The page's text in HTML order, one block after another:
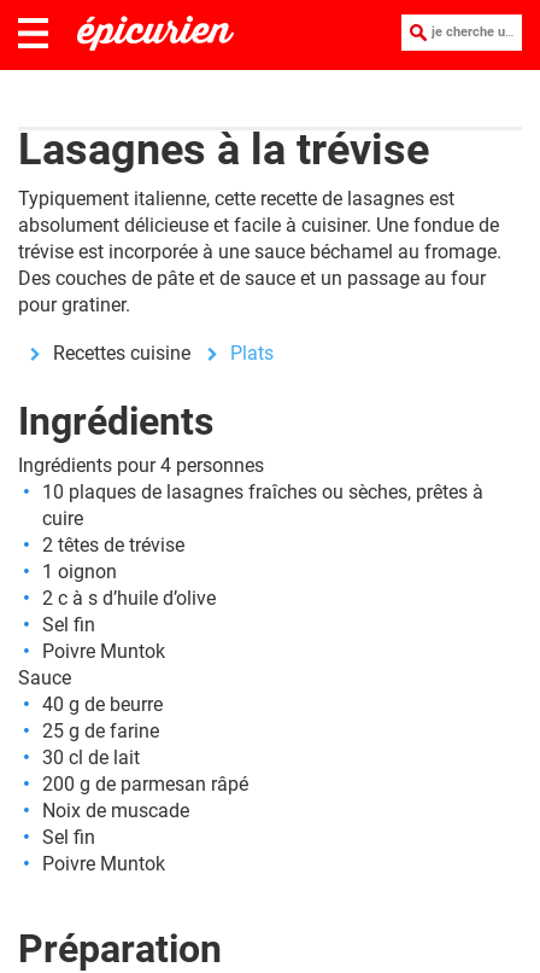
je cherche une recette :
Lasagnes à la trévise
Typiquement italienne, cette recette de lasagnes est
absolument délicieuse et facile à cuisiner. Une fondue de
trévise est incorporée à une sauce béchamel au fromage.
Des couches de pâte et de sauce et un passage au four
pour gratiner.
Recettes cuisine Plats
Ingrédients
Ingrédients pour 4 personnes
10 plaques de lasagnes fraîches ou sèches, prêtes à
cuire
2 têtes de trévise
1 oignon
2 c à s d’huile d’olive
Sel fin
Poivre Muntok
Sauce
40 g de beurre
25 g de farine
30 cl de lait
200 g de parmesan râpé
Noix de muscade
Sel fin
Poivre Muntok
Préparation